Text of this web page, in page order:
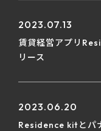
2023.07.13
賃貸経営アプリ
リース
2023.06.20
Residence kitとパ